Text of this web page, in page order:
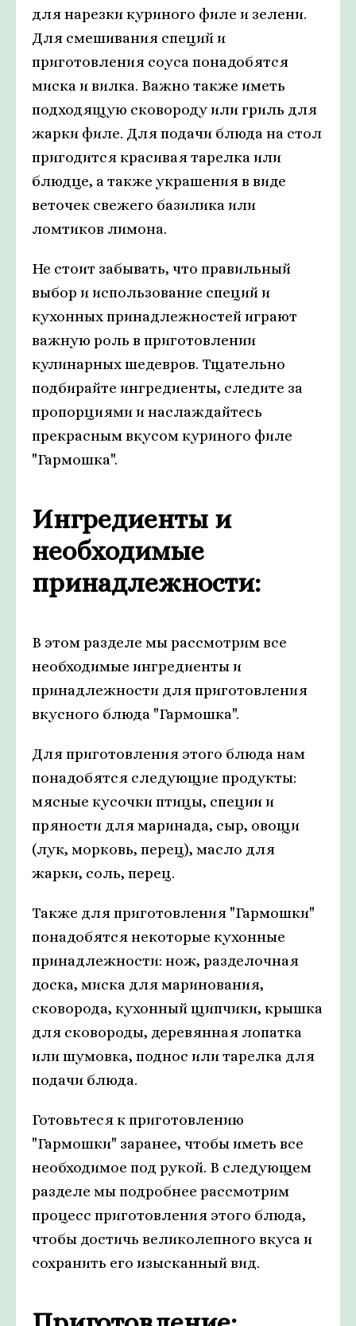
для нарезки куриного филе и зелени.
Для смешивания специй и
приготовления соуса понадобятся
миска и вилка. Важно также иметь
подходящую сковороду или гриль для
жарки филе. Для подачи блюда на стол
пригодится красивая тарелка или
блюдце, а также украшения в виде
веточек свежего базилика или
ломтиков лимона.
Не стоит забывать, что правильный
выбор и использование специй и
кухонных принадлежностей играют
важную роль в приготовлении
кулинарных шедевров. Тщательно
подбирайте ингредиенты, следите за
пропорциями и наслаждайтесь
прекрасным вкусом куриного филе
"Гармошка".
Ингредиенты и
необходимые
принадлежности:
В этом разделе мы рассмотрим все
необходимые ингредиенты и
принадлежности для приготовления
вкусного блюда "Гармошка".
Для приготовления этого блюда нам
понадобятся следующие продукты:
мясные кусочки птицы, специи и
пряности для маринада, сыр, овощи
(лук, морковь, перец), масло для
жарки, соль, перец.
Также для приготовления "Гармошки"
понадобятся некоторые кухонные
принадлежности: нож, разделочная
доска, миска для маринования,
сковорода, кухонный щипчики, крышка
для сковороды, деревянная лопатка
или шумовка, поднос или тарелка для
подачи блюда.
Готовьтеся к приготовлению
"Гармошки" заранее, чтобы иметь все
необходимое под рукой. В следующем
разделе мы подробнее рассмотрим
процесс приготовления этого блюда,
чтобы достичь великолепного вкуса и
сохранить его изысканный вид.